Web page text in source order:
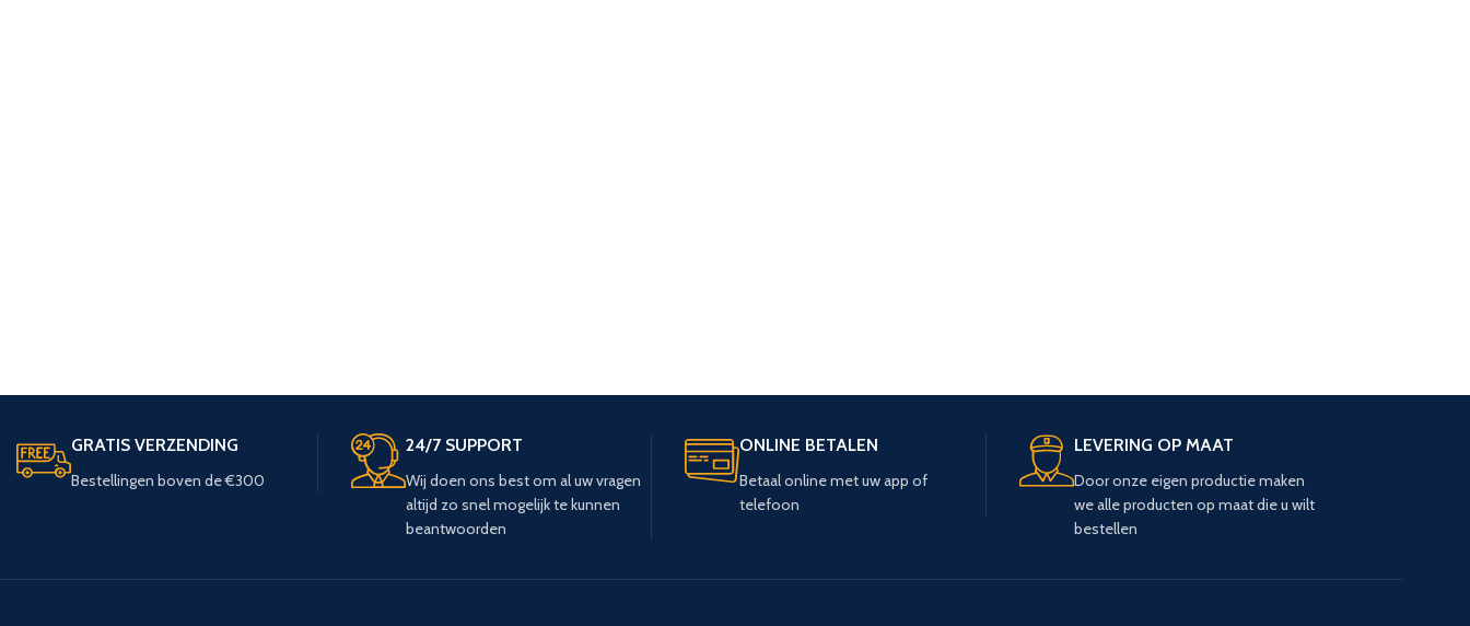
GRATIS VERZENDING
Bestellingen boven de €300
24/7 SUPPORT
Wij doen ons best om al uw vragen
altijd zo snel mogelijk te kunnen
beantwoorden
ONLINE BETALEN
Betaal online met uw app of
telefoon
LEVERING OP MAAT
Door onze eigen productie maken
we alle producten op maat die u wilt
bestellen